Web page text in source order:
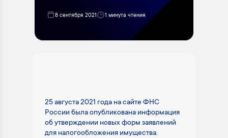
8 сентября 2021 1 минута чтения
25 августа 2021 года на сайте ФНС
России была опубликована информация
об утверждении новых форм заявлений
для налогообложения имущества.